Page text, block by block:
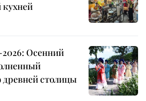
Осенний
столицы